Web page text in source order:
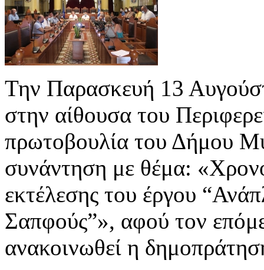
Την Παρασκευή 13
στην αίθουσα του
πρωτοβουλία του Δήμου
συνάντηση με θέμα:
εκτέλεσης του έργου
Σαπφούς”», αφού τον
ανακοινωθεί η